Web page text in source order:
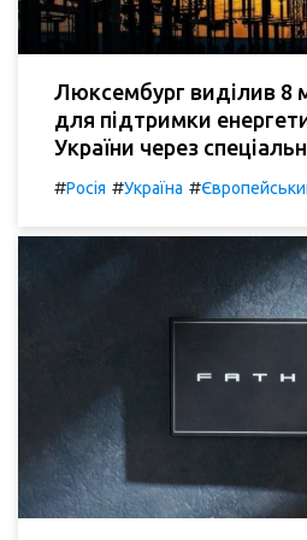
Люксембург виділив 8
для підтримки
України через
#Росія #Україна #